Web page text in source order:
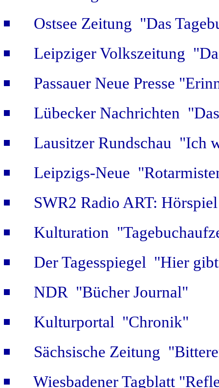
Ostsee Zeitung "Das
Leipziger Volkszeitung
Passauer Neue Presse
Lübecker Nachrichten
Lausitzer Rundschau "Ich
Leipzigs-Neue
SWR2 Radio ART: Hörspiel
Kulturation
Der Tagesspiegel "Hier
NDR "Bücher Journal"
Kulturportal "Chronik"
Sächsische Zeitung
Wiesbadener Tagblatt